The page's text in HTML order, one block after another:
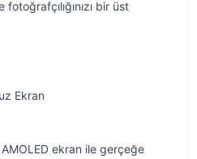
bir üst
Ekran
ekran ile gerçeğe